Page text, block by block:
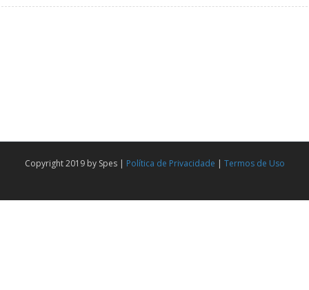
Copyright 2019 by Spes | Política de Privacidade | Termos de Uso